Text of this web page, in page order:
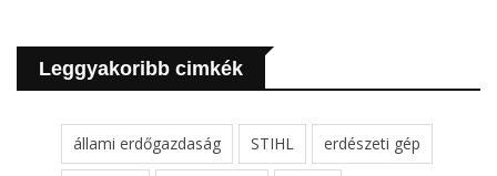
Leggyakoribb cimkék
állami erdőgazdaság STIHL erdészeti gép